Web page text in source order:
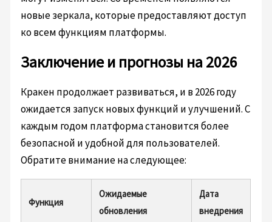
новые зеркала, которые предоставляют доступ
ко всем функциям платформы.
Заключение и прогнозы на 2026
Кракен продолжает развиваться, и в 2026 году
ожидается запуск новых функций и улучшений. С
каждым годом платформа становится более
безопасной и удобной для пользователей.
Обратите внимание на следующее:
Функция
Ожидаемые
обновления
Дата
внедрения